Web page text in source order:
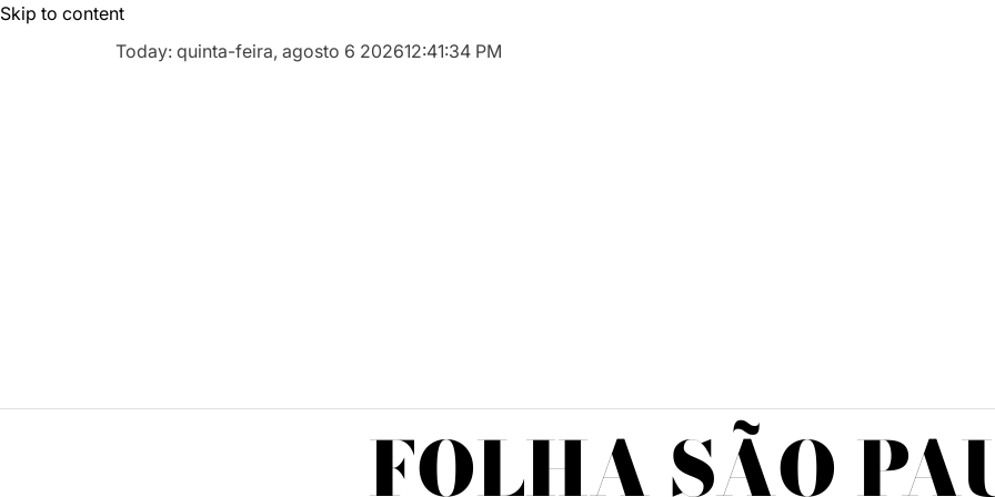
Skip to content
Today: quinta-feira, agosto 6 202612:41:36 PM
FOLHA SÃO